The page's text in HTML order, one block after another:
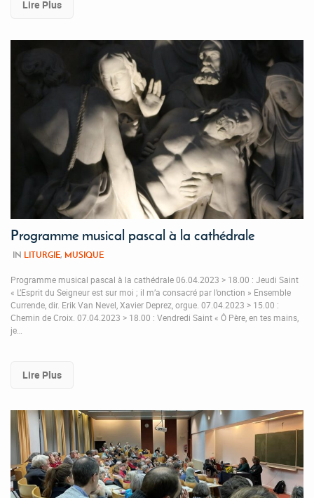
Lire Plus
Programme musical pascal à la cathédrale
IN LITURGIE, MUSIQUE
Programme musical pascal à la cathédrale 06.04.2023 > 18.00 : Jeudi Saint
« L’Esprit du Seigneur est sur moi ; il m’a consacré par l’onction » Ensemble
Currende, dir. Erik Van Nevel, Xavier Deprez, orgue. 07.04.2023 > 15.00 :
Chemin de Croix. 07.04.2023 > 18.00 : Vendredi Saint « Ô Père, en tes mains,
je…
Lire Plus